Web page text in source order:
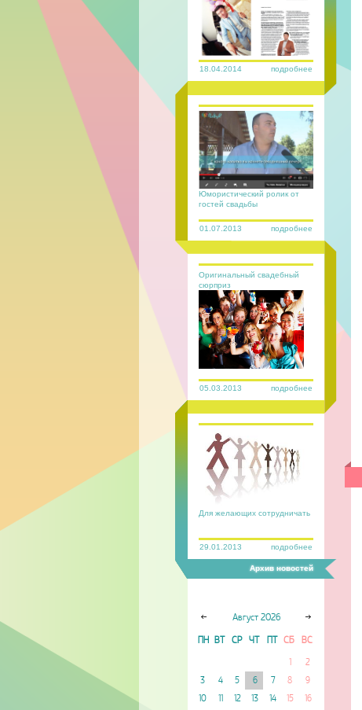
18.04.2014 подробнее
01.07.2013 подробнее
Юмористический ролик от
гостей свадьбы
05.03.2013 подробнее
Оригинальный свадебный
сюрприз
29.01.2013 подробнее
Для желающих сотрудничать
Архив новостей
Август 2026
ПН ВТ СР ЧТ СБ ВС
1
2
3
4 5 6 7 8
9
10
11 12 13 14 15
16